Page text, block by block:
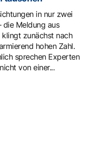
in nur zwei
die Meldung aus
klingt zunächst nach
hohen Zahl.
sprechen Experten
von einer...